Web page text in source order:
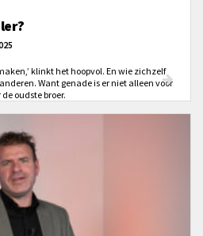
klinkt het hoopvol. En wie zichzelf
Want genade is er niet alleen voor
oudste broer.